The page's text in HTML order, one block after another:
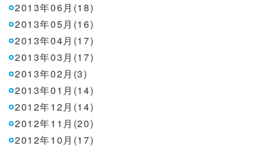
2013年06月(18)
2013年05月(16)
2013年04月(17)
2013年03月(17)
2013年02月(3)
2013年01月(14)
2012年12月(14)
2012年11月(20)
2012年10月(17)